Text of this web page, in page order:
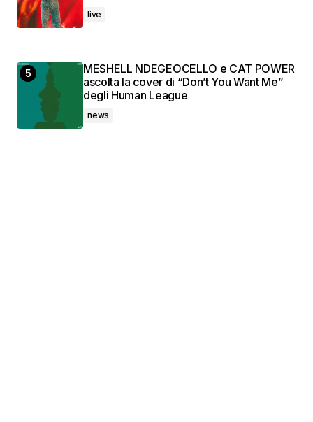
live
MESHELL NDEGEOCELLO e CAT POWER
ascolta la cover di “Don’t You Want Me”
degli Human League
news